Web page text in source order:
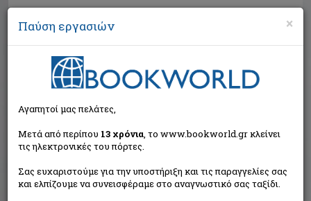
Αναζήτηση
×
Παύση εργασιών
Αγαπητοί μας πελάτες,
Μετά από περίπου 13 χρόνια, το www.bookworld.gr κλείνει
τις ηλεκτρονικές του πόρτες.
Σας ευχαριστούμε για την υποστήριξη και τις παραγγελίες σας
και ελπίζουμε να συνεισφέραμε στο αναγνωστικό σας ταξίδι.